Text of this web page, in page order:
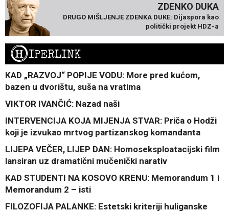
ZDENKO DUKA
DRUGO MIŠLJENJE ZDENKA DUKE: Dijaspora kao
politički projekt HDZ-a
HIPERLINK
KAD „RAZVOJ“ POPIJE VODU: More pred kućom,
bazen u dvorištu, suša na vratima
VIKTOR IVANČIĆ: Nazad naši
INTERVENCIJA KOJA MIJENJA STVAR: Priča o Hodži
koji je izvukao mrtvog partizanskog komandanta
LIJEPA VEČER, LIJEP DAN: Homoseksploatacijski film
lansiran uz dramatični mučenički narativ
KAD STUDENTI NA KOSOVO KRENU: Memorandum 1 i
Memorandum 2 – isti
FILOZOFIJA PALANKE: Estetski kriteriji huliganske